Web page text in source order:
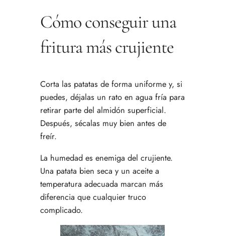
Cómo conseguir una
fritura más crujiente
Corta las patatas de forma uniforme y, si
puedes, déjalas un rato en agua fría para
retirar parte del almidón superficial.
Después, sécalas muy bien antes de
freír.
La humedad es enemiga del crujiente.
Una patata bien seca y un aceite a
temperatura adecuada marcan más
diferencia que cualquier truco
complicado.